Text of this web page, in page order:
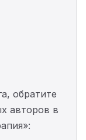
обратите
авторов в